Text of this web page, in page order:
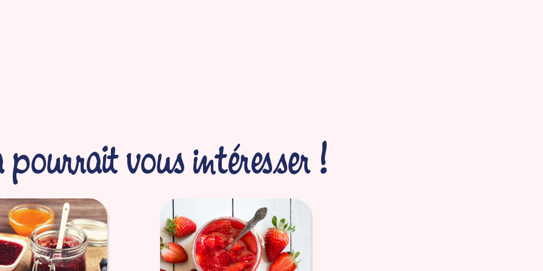
pourrait vous intéresser !